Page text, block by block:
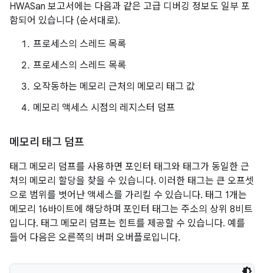
HWASan 보고서에는 다음과 같은 고급 디버깅 정보도 일부 포
함되어 있습니다 (순서대로).
프로세스의 스레드 목록
프로세스의 스레드 목록
오작동하는 메모리 근처의 메모리 태그 값
메모리 액세스 시점의 레지스터 덤프
메모리 태그 덤프
태그 메모리 덤프를 사용하면 포인터 태그와 태그가 동일한 근
처의 메모리 할당을 찾을 수 있습니다. 이러한 태그는 큰 오프셋
으로 범위를 벗어난 액세스를 가리킬 수 있습니다. 태그 1개는
메모리 16바이트에 해당하며 포인터 태그는 주소의 상위 8비트
입니다. 태그 메모리 덤프는 힌트를 제공할 수 있습니다. 예를
들어 다음은 오른쪽의 버퍼 오버플로입니다.